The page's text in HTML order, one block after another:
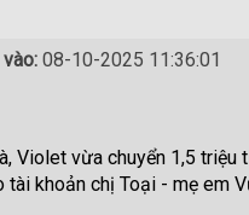
08-10-2025 11:36:01
Violet vừa chuyển 1,5 triệu
tài khoản chị Toại - mẹ em